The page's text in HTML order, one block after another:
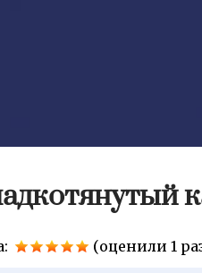
(оценили 1